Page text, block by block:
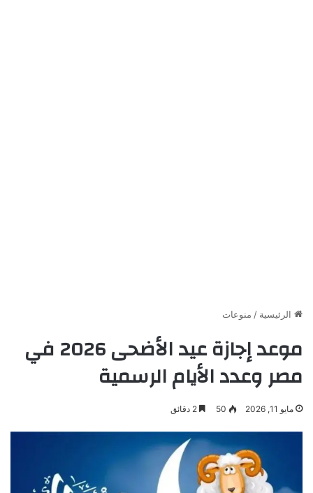
الرئيسية / منوعات
موعد إجازة عيد الأضحى 2026 في
مصر وعدد الأيام الرسمية
مايو 11, 2026 50